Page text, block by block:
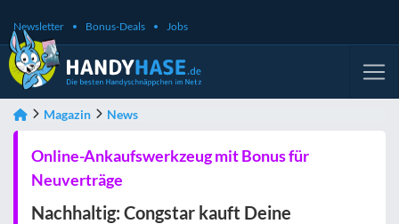
Newsletter Bonus-Deals Jobs
Magazin News
Online-Ankaufswerkzeug mit Bonus für
Neuverträge
Nachhaltig: Congstar kauft Deine